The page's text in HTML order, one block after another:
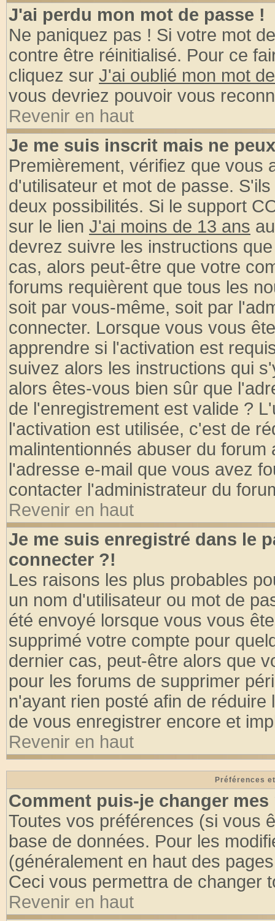
J'ai perdu mon mot de passe !
Ne paniquez pas ! Si votre mot
contre être réinitialisé. Pour ce
cliquez sur J'ai oublié mon mot
vous devriez pouvoir vous
Revenir en haut
Je me suis inscrit mais ne
Premièrement, vérifiez que vous
d'utilisateur et mot de passe.
deux possibilités. Si le support
sur le lien J'ai moins de 13 ans
devrez suivre les instructions
cas, alors peut-être que votre
forums requièrent que tous les
soit par vous-même, soit par
connecter. Lorsque vous vous
apprendre si l'activation est
suivez alors les instructions qui
alors êtes-vous bien sûr que
de l'enregistrement est valide ?
l'activation est utilisée, c'est de
malintentionnés abuser du
l'adresse e-mail que vous avez
contacter l'administrateur du
Revenir en haut
Je me suis enregistré dans le
connecter ?!
Les raisons les plus probables
un nom d'utilisateur ou mot de
été envoyé lorsque vous vous
supprimé votre compte pour
dernier cas, peut-être alors que
pour les forums de supprimer
n'ayant rien posté afin de
de vous enregistrer encore et
Revenir en haut
Préférences
Comment puis-je changer mes
Toutes vos préférences (si vous
base de données. Pour les
(généralement en haut des
Ceci vous permettra de changer
Revenir en haut